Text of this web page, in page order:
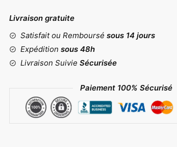
Livraison gratuite
Satisfait ou Remboursésous 14 jours
Expédition sous 48h
Livraison SuivieSécurisée
Paiement 100% Sécurisé